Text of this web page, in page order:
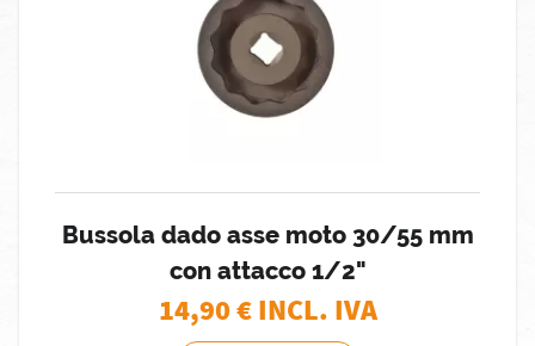
Bussola dado asse moto 30/55 mm
con attacco 1/2"
14,90€ INCL. IVA